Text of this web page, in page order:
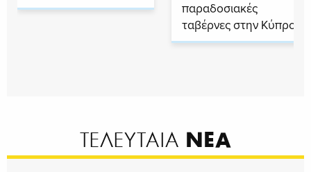
παραδοσιακές
ταβέρνες στην Κύπρο
ΤΕΛΕΥΤΑΙΑ ΝΕΑ